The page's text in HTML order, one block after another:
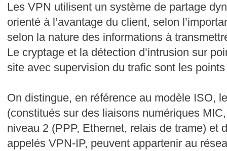
Les VPN utilisent un système de partage
orienté à l’avantage du client, selon
selon la nature des informations à
Le cryptage et la détection d’intrusion sur
site avec supervision du trafic sont les
On distingue, en référence au modèle ISO,
(constitués sur des liaisons numériques
niveau 2 (PPP, Ethernet, relais de trame) et
appelés VPN-IP, peuvent appartenir au